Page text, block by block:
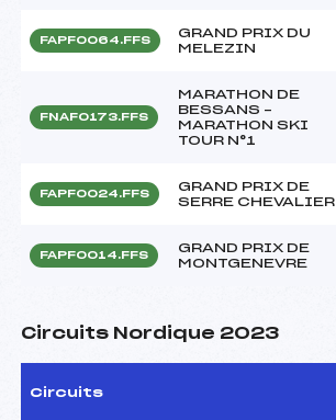
FAPF0064.FFS
GRAND PRIX DU
MELEZIN
FNAF0173.FFS
MARATHON DE
BESSANS –
MARATHON SKI
TOUR N°1
FAPF0024.FFS
GRAND PRIX DE
SERRE CHEVALIER
FAPF0014.FFS
GRAND PRIX DE
MONTGENEVRE
Circuits Nordique 2023
Circuits